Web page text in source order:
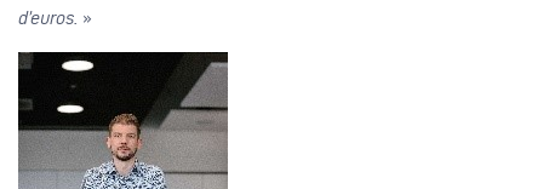
d’euros. »